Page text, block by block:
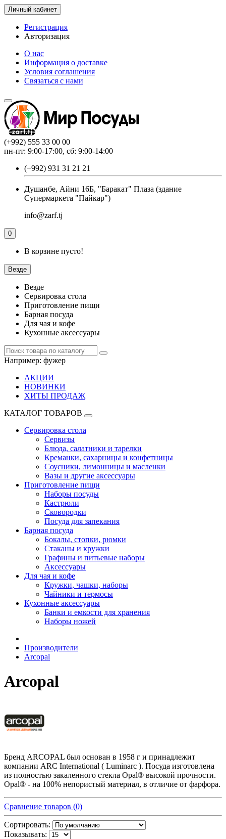
Личный кабинет
Регистрация
Авторизация
О нас
Информация о доставке
Условия соглашения
Связаться с нами
(+992) 555 33 00 00
пн-пт: 9:00-17:00, сб: 9:00-14:00
(+992) 931 31 21 21
Душанбе, Айни 16Б, "Баракат" Плаза (здание
Супермаркета "Пайкар")
info@zarf.tj
0
В корзине пусто!
Везде
Везде
Сервировка стола
Приготовление пищи
Барная посуда
Для чая и кофе
Кухонные аксессуары
Например: фужер
АКЦИИ
НОВИНКИ
ХИТЫ ПРОДАЖ
КАТАЛОГ ТОВАРОВ
Сервировка стола
Сервизы
Блюда, салатники и тарелки
Креманки, сахарницы и конфетницы
Соусники, лимонницы и масленки
Вазы и другие аксессуары
Приготовление пищи
Наборы посуды
Кастрюли
Сковородки
Посуда для запекания
Барная посуда
Бокалы, стопки, рюмки
Стаканы и кружки
Графины и питьевые наборы
Аксессуары
Для чая и кофе
Кружки, чашки, наборы
Чайники и термосы
Кухонные аксессуары
Банки и емкости для хранения
Наборы ножей
Производители
Arcopal
Arcopal
Бренд ARCOPAL был основан в 1958 г и принадлежит
компании ARC International ( Luminarc ). Посуда изготовлена
из полностью закаленного стекла Opal® высокой прочности.
Opal® - на 100% непористый материал, в отличие от фарфора.
Сравнение товаров (0)
Сортировать:
Показывать: